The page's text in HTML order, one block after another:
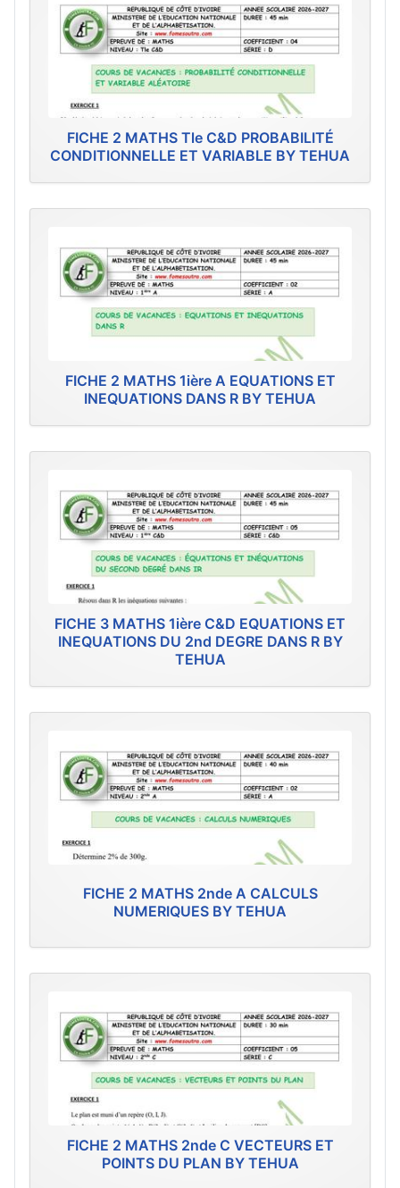
FICHE 2 MATHS Tle C&D PROBABILITÉ
CONDITIONNELLE ET VARIABLE BY TEHUA
FICHE 2 MATHS 1ière A EQUATIONS ET
INEQUATIONS DANS R BY TEHUA
FICHE 3 MATHS 1ière C&D EQUATIONS ET
INEQUATIONS DU 2nd DEGRE DANS R BY
TEHUA
FICHE 2 MATHS 2nde A CALCULS
NUMERIQUES BY TEHUA
FICHE 2 MATHS 2nde C VECTEURS ET
POINTS DU PLAN BY TEHUA